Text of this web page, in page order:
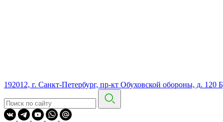
192012, г. Санкт-Петербург, пр-кт Обуховской обороны, д. 120